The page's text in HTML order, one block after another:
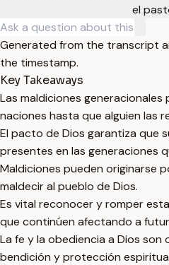
el
Generated from the transcript
the timestamp.
Key Takeaways
Las maldiciones
naciones hasta que alguien las
El pacto de Dios garantiza que
presentes en las generaciones
Maldiciones pueden originarse
maldecir al pueblo de Dios.
Es vital reconocer y romper
que continúen afectando a
La fe y la obediencia a Dios son
bendición y protección